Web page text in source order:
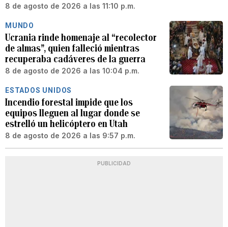
8 de agosto de 2026 a las 11:10 p.m.
MUNDO
Ucrania rinde homenaje al “recolector
de almas”, quien falleció mientras
recuperaba cadáveres de la guerra
8 de agosto de 2026 a las 10:04 p.m.
ESTADOS UNIDOS
Incendio forestal impide que los
equipos lleguen al lugar donde se
estrelló un helicóptero en Utah
8 de agosto de 2026 a las 9:57 p.m.
PUBLICIDAD